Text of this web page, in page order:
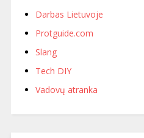
Darbas Lietuvoje
Protguide.com
Slang
Tech DIY
Vadovų atranka